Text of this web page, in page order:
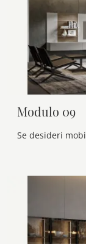
Modulo 09